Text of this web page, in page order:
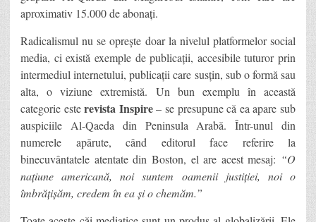
aproximativ 15.000 de abonați.
Radicalismul nu se oprește doar la nivelul platformelor social
media, ci există exemple de publicații, accesibile tuturor prin
intermediul internetului, publicații care susțin, sub o formă sau
alta, o viziune extremistă. Un bun exemplu în această
categorie esterevista Inspire– se presupune că ea apare sub
auspiciile Al-Qaeda din Peninsula Arabă. Într-unul din
numerele apărute, când editorul face referire la
binecuvântatele atentate din Boston, el are acest mesaj: “O
națiune americană, noi suntem oamenii justiției, noi o
îmbrățișăm, credem în ea și o chemăm.”